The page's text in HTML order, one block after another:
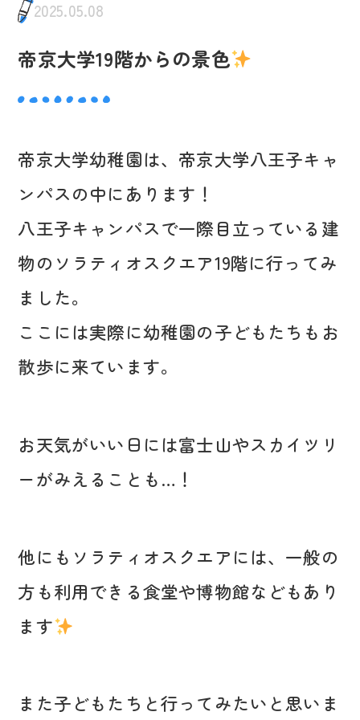
2025.05.08
帝京大学19階からの景色
帝京大学幼稚園は、帝京大学八王子キャ
ンパスの中にあります！
八王子キャンパスで一際目立っている建
物のソラティオスクエア19階に行ってみ
ました。
ここには実際に幼稚園の子どもたちもお
散歩に来ています。
お天気がいい日には富士山やスカイツリ
ーがみえることも…！
他にもソラティオスクエアには、一般の
方も利用できる食堂や博物館などもあり
ます
また子どもたちと行ってみたいと思いま